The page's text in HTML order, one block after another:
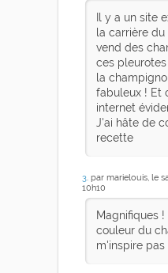
Il y a un site
la carrière du
vend des
ces
la
fabuleux ! Et
internet
J'ai hâte de
recette
3. par marielouis, le
10h10
Magnifiques
couleur du
m'inspire pas